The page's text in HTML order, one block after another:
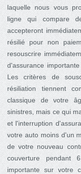
laquelle nous vous
ligne qui compare
accepteront
résilié pour non
resouscrire
d'assurance
Les critères de
résiliation tiennent
classique de votre
sinistres, mais ce qui
et l'interruption
votre auto moins d'un
de votre nouveau
couverture pendant
importante sur votre